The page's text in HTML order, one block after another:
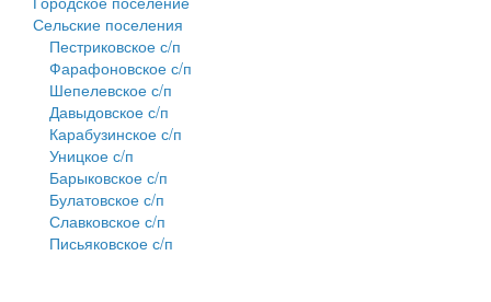
Сельские поселения
Пестриковское с/п
Фарафоновское с/п
Шепелевское с/п
Давыдовское с/п
Карабузинское с/п
Уницкое с/п
Барыковское с/п
Булатовское с/п
Славковское с/п
Письяковское с/п